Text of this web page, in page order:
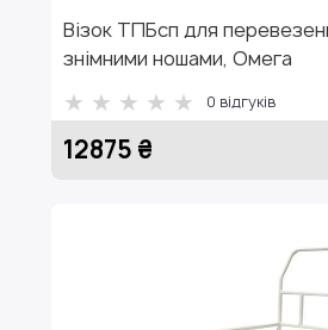
Візок ТПБсп для
знімними ношами, Омега
0 відгуків
12875 ₴